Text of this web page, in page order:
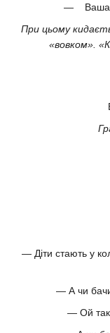
— Ваша
При цьому
«вовком».
— Діти стають у
— А чи
— Ой так,